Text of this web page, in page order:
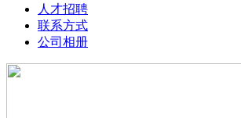
人才招聘
联系方式
公司相册